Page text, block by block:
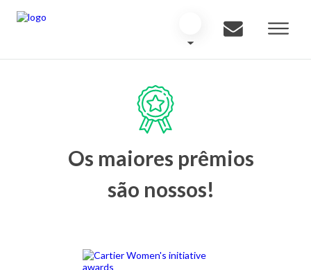
Os maiores prêmios
são nossos!